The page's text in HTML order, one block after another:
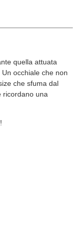
quella attuata
occhiale che non
che sfuma dal
ricordano una